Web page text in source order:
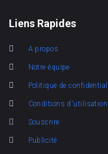
Liens Rapides
A propos
Notre équipe
Politique de
Conditions d'utilisation
Souscrire
Publicité